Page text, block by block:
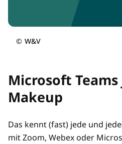
© W&V
Microsoft
Makeup
Das kennt (fast) jede und
mit Zoom, Webex oder